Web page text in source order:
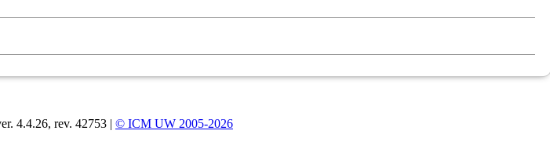
4.4.26, rev. 42753 | © ICM UW 2005-2026